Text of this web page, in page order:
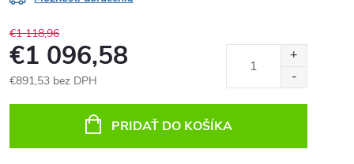
€1 118,96
€1 096,58
€891,53 bez DPH
PRIDAŤ DO KOŠÍKA